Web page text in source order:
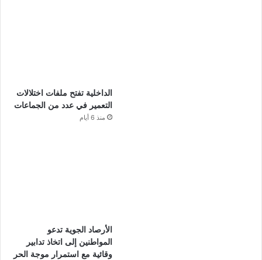
الداخلية تفتح ملفات اختلالات
التعمير في عدد من الجماعات
منذ 6 أيام
الأرصاد الجوية تدعو
المواطنين إلى اتخاذ تدابير
وقائية مع استمرار موجة الحر